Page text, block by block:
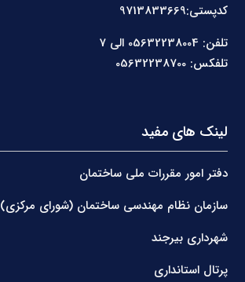
کدپستی:9713833669
تلفن: 05632238004 الی 7
تلفکس: 05632238700
لینک های مفید
دفتر امور مقررات ملی ساختمان
سازمان نظام مهندسی ساختمان (شورای مرکزی)
شهرداری بیرجند
پرتال استانداری